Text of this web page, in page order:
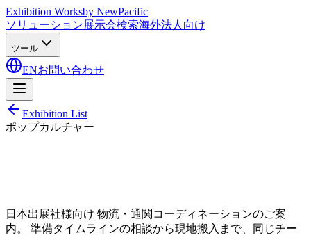
Exhibition Worksby NewPacific
ソリューション展示会検索海外法人向け
ツール
ENお問い合わせ
Exhibition List
ポップカルチャー
日本出展社様向け 物流・通関コーディネーションのご案
内。 準備タイムラインの相談から現地搬入まで、同じチー